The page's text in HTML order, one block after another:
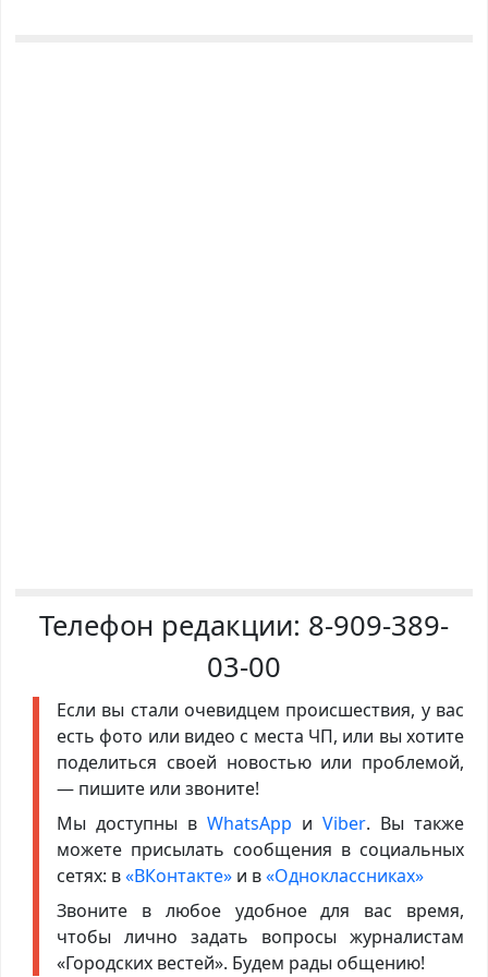
Телефон редакции: 8-909-389-
03-00
Если вы стали очевидцем происшествия, у вас
есть фото или видео с места ЧП, или вы хотите
поделиться своей новостью или проблемой,
— пишите или звоните!
Мы доступны в WhatsApp иViber. Вы также
можете присылать сообщения в социальных
сетях: в«ВКонтакте»и в«Одноклассниках»
Звоните в любое удобное для вас время,
чтобы лично задать вопросы журналистам
«Городских вестей». Будем рады общению!